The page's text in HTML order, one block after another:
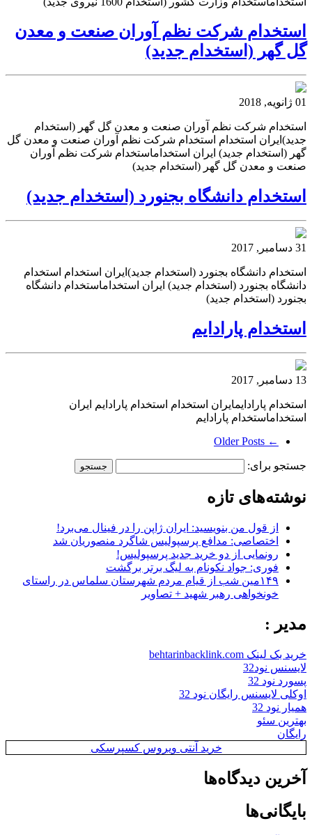
استخدام شركت نظم آوران صنعت و معدن
گل گهر (استخدام جدید)
01 ژانویه, 2018
استخدام شركت نظم آوران صنعت و معدن گل گهر (استخدام
جدید)ایران استخدام استخدام شركت نظم آوران صنعت و معدن گل
گهر (استخدام جدید) ایران استخداماستخدام شركت نظم آوران
صنعت و معدن گل گهر (استخدام جدید)
استخدام دانشگاه بجنورد (استخدام جدید)
31 دسامبر, 2017
استخدام دانشگاه بجنورد (استخدام جدید)ایران استخدام استخدام
دانشگاه بجنورد (استخدام جدید) ایران استخداماستخدام دانشگاه
بجنورد (استخدام جدید)
استخدام پارادایم
13 دسامبر, 2017
استخدام پارادایمایران استخدام استخدام پارادایم ایران
استخداماستخدام پارادایم
← Older Posts
جستجو برای:
نوشته‌های تازه
از قول من بنویسید: ایران ژاپن را در فینال می‌برد!
اختصاصی: مدافع پرسپولیس شاگرد منصوریان شد
رونمایی از دو خرید جدید پرسپولیس!
فوری: جواد نکونام به لیگ برتر برگشت
۱۴۹مین شب از قیام مردم شهرستان سلماس در راستای
خونخواهی رهبر شهید + تصاویر
مدیر :
خرید بک لینک behtarinbacklink.com
لایسنس نود32
پسورد نود 32
اوکلی لایسنس رایگان نود 32
همیار نود 32
بهترین سئو
رایگان
خرید آنتی ویروس کسپرسکی
آخرین دیدگاه‌ها
بایگانی‌ها